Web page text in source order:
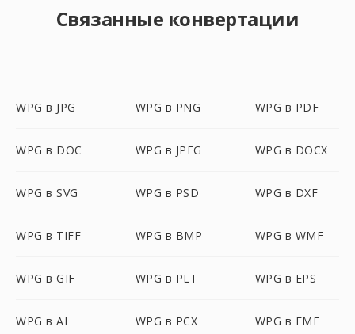
Связанные конвертации
WPG в JPG WPG в PNG WPG в PDF
WPG в DOC WPG в JPEG WPG в DOCX
WPG в SVG WPG в PSD WPG в DXF
WPG в TIFF WPG в BMP WPG в WMF
WPG в GIF WPG в PLT WPG в EPS
WPG в AI WPG в PCX WPG в EMF